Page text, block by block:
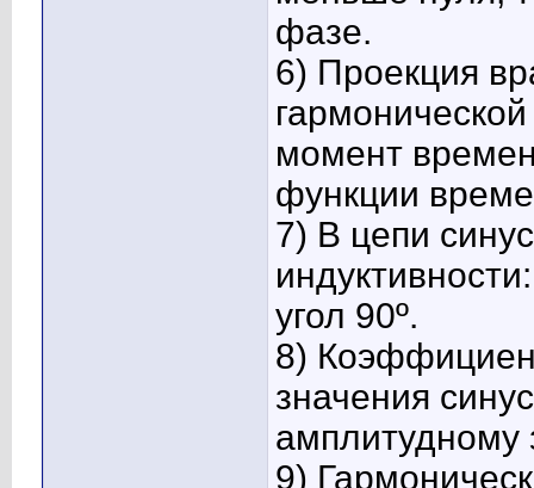
фазе.
6) Проекция
момент
функции
7) В цепи
угол 90º.
8)
значения
амплитудному
9)